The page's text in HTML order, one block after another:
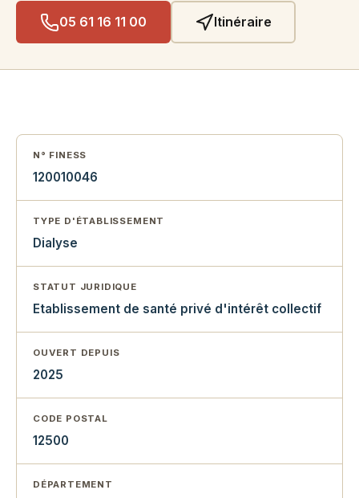
05 61 16 11 00 Itinéraire
N° FINESS
120010046
TYPE D'ÉTABLISSEMENT
Dialyse
STATUT JURIDIQUE
Etablissement de santé privé d'intérêt collectif
OUVERT DEPUIS
2025
CODE POSTAL
12500
DÉPARTEMENT